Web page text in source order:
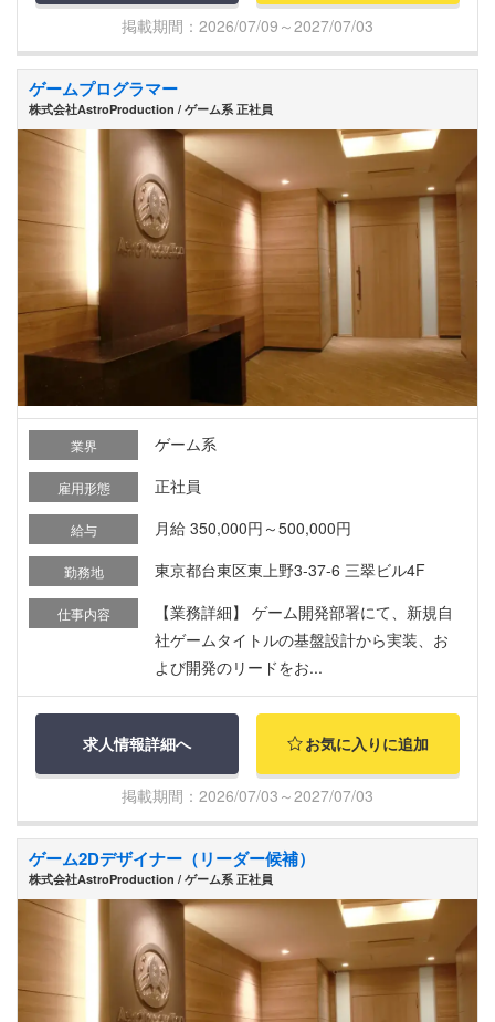
掲載期間：2026/07/09～2027/07/03
ゲームプログラマー
株式会社AstroProduction / ゲーム系 正社員
業界 ゲーム系
雇用形態 正社員
給与 月給 350,000円～500,000円
勤務地 東京都台東区東上野3-37-6 三翠ビル4F
仕事内容
【業務詳細】 ゲーム開発部署にて、新規自
社ゲームタイトルの基盤設計から実装、お
よび開発のリードをお...
求人情報詳細へ お気に入りに追加
掲載期間：2026/07/03～2027/07/03
ゲーム2Dデザイナー（リーダー候補）
株式会社AstroProduction / ゲーム系 正社員